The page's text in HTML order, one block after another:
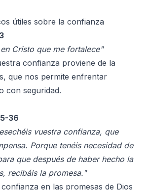
útiles sobre la confianza
Cristo que me fortalece"
confianza proviene de la
que nos permite enfrentar
con seguridad.
36
vuestra confianza, que
Porque tenéis necesidad de
que después de haber hecho la
recibáis la promesa."
confianza en las promesas de Dios